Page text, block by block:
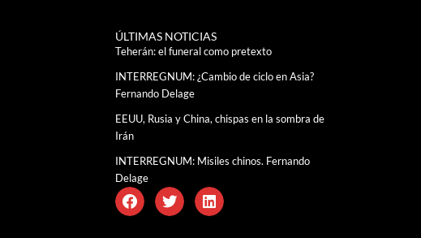
ÚLTIMAS NOTICIAS
Teherán: el funeral como pretexto
INTERREGNUM: ¿Cambio de ciclo en Asia?
Fernando Delage
EEUU, Rusia y China, chispas en la sombra de
Irán
INTERREGNUM: Misiles chinos. Fernando
Delage